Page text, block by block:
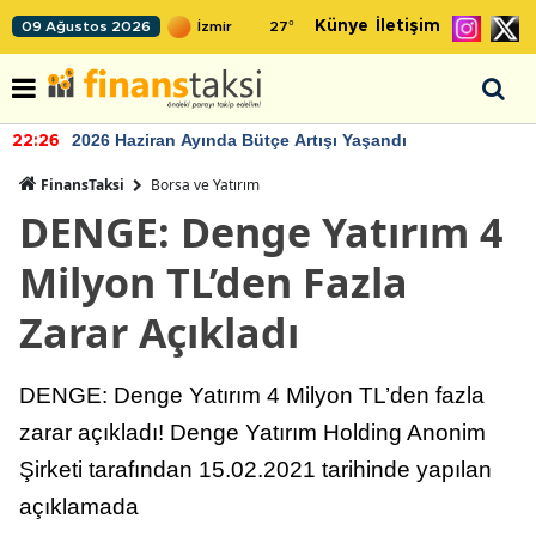
09 Ağustos 2026 27° Künye İletişim
22:26 2026 Haziran Ayında Bütçe Artışı Yaşandı
FinansTaksi Borsa ve Yatırım
DENGE: Denge Yatırım 4
Milyon TL’den Fazla
Zarar Açıkladı
DENGE: Denge Yatırım 4 Milyon TL’den fazla
zarar açıkladı! Denge Yatırım Holding Anonim
Şirketi tarafından 15.02.2021 tarihinde yapılan
açıklamada